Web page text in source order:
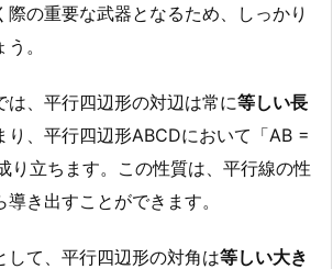
際の重要な武器となるため、しっかり
。
は、平行四辺形の対辺は常に等しい長
り、平行四辺形ABCDにおいて「AB =
り立ちます。この性質は、平行線の性
き出すことができます。
して、平行四辺形の対角は等しい大き